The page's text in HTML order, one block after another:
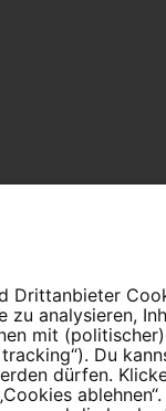
Drittanbieter
analysieren,
mit
Du
dürfen.